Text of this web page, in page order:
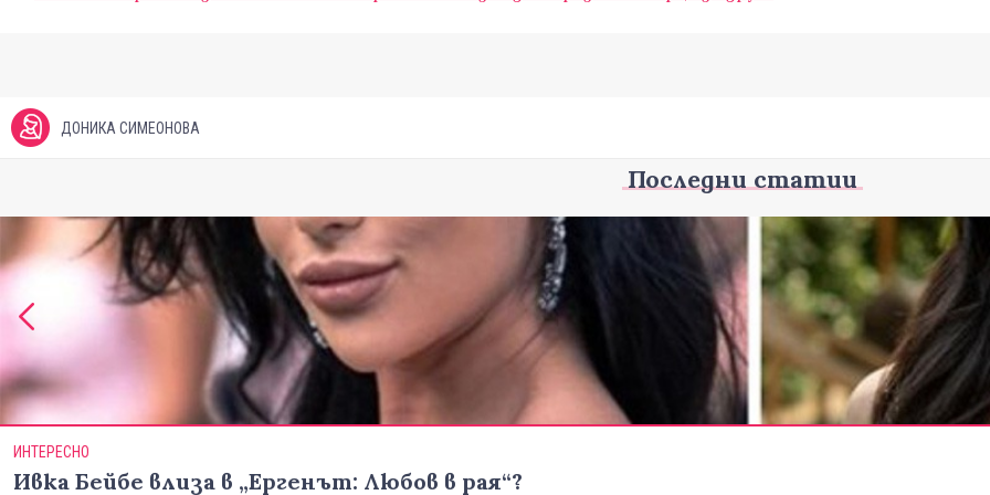
ДОНИКА СИМЕОНОВА
Последни статии
ИНТЕРЕСНО
Ивка Бейбе влиза в „Ергенът: Любов в рая“?